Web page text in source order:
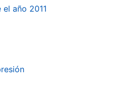
año 2011